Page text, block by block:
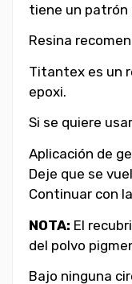
tiene un patrón
Resina
Titantex es un
epoxi.
Si se quiere
Aplicación de
Deje que se
Continuar con
NOTA: El
del polvo
Bajo ninguna